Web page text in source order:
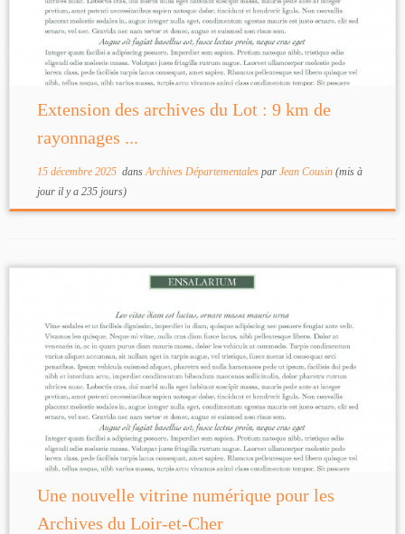
Extension des archives du Lot : 9 km de
rayonnages ...
15 décembre 2025dansArchives Départementales par Jean Cousin(mis à
jour il y a 235 jours)
Une nouvelle vitrine numérique pour les
Archives du Loir-et-Cher